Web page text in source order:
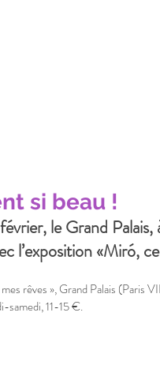
si beau !
le Grand Palais,
l’exposition «Miró,
rêves », Grand Palais (Paris
samedi, 11-15 €.